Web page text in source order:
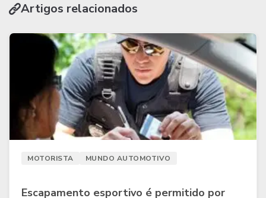
Artigos relacionados
MOTORISTA MUNDO AUTOMOTIVO
Escapamento esportivo é permitido por